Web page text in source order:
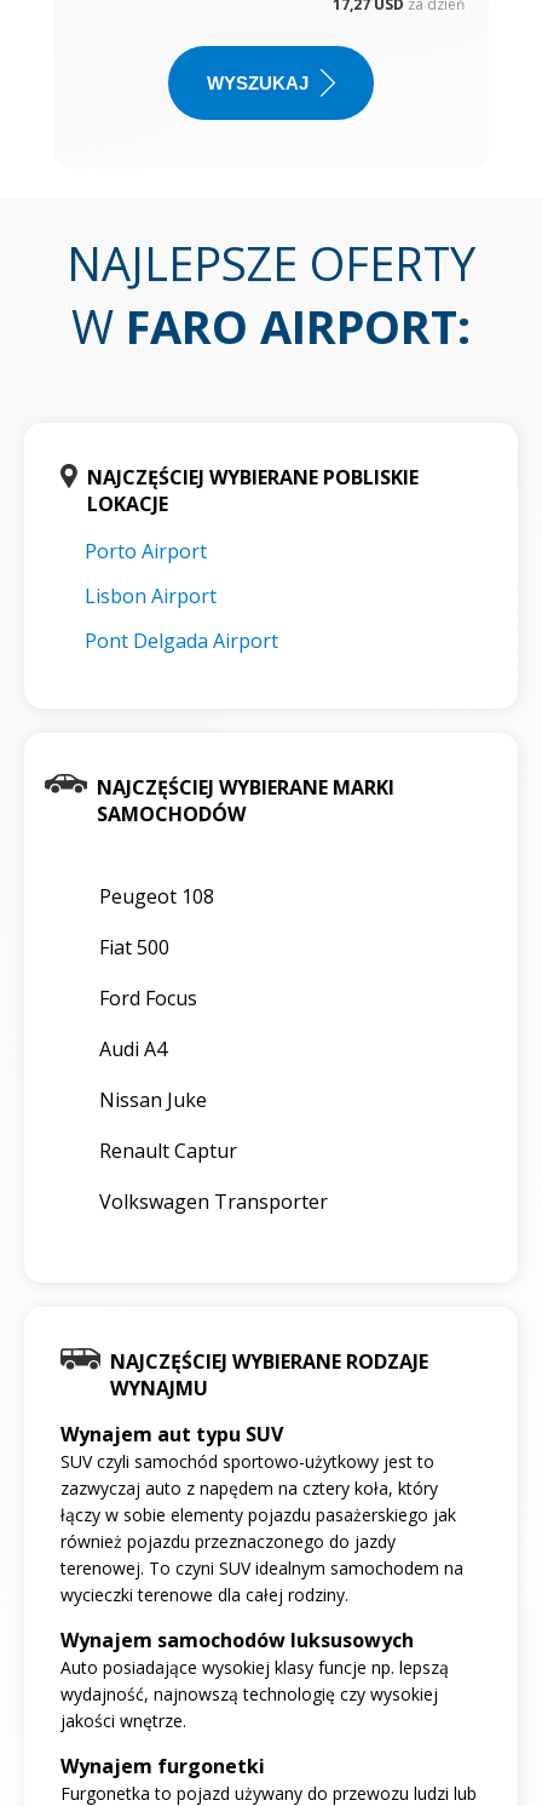
WYSZUKAJ
NAJLEPSZE OFERTY
W FARO AIRPORT:
NAJCZĘŚCIEJ WYBIERANE POBLISKIE
LOKACJE
Porto Airport
Lisbon Airport
Pont Delgada Airport
NAJCZĘŚCIEJ WYBIERANE MARKI
SAMOCHODÓW
Peugeot 108
Fiat 500
Ford Focus
Audi A4
Nissan Juke
Renault Captur
Volkswagen Transporter
NAJCZĘŚCIEJ WYBIERANE RODZAJE
WYNAJMU
Wynajem aut typu SUV
SUV czyli samochód sportowo-użytkowy jest to
zazwyczaj auto z napędem na cztery koła, który
łączy w sobie elementy pojazdu pasażerskiego jak
również pojazdu przeznaczonego do jazdy
terenowej. To czyni SUV idealnym samochodem na
wycieczki terenowe dla całej rodziny.
Wynajem samochodów luksusowych
Auto posiadające wysokiej klasy funcje np. lepszą
wydajność, najnowszą technologię czy wysokiej
jakości wnętrze.
Wynajem furgonetki
Furgonetka to pojazd używany do przewozu ludzi lub